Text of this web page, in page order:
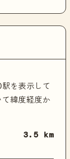
を表示して
緯度経度か
3.5 km